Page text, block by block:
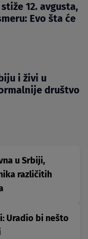
12. avgusta,
Evo šta će
i živi u
društvo
u Srbiji,
različitih
Uradio bi nešto